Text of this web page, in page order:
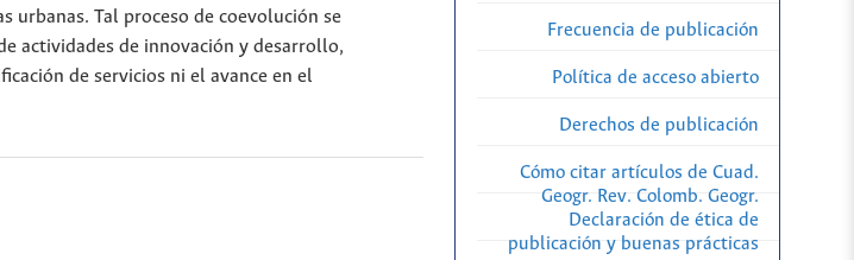
urbanas. Tal proceso de coevolución se
actividades de innovación y desarrollo,
de servicios ni el avance en el
Frecuencia de publicación
Política de acceso abierto
Derechos de publicación
Cómo citar artículos de Cuad.
Geogr. Rev. Colomb. Geogr.
Declaración de ética de
publicación y buenas prácticas